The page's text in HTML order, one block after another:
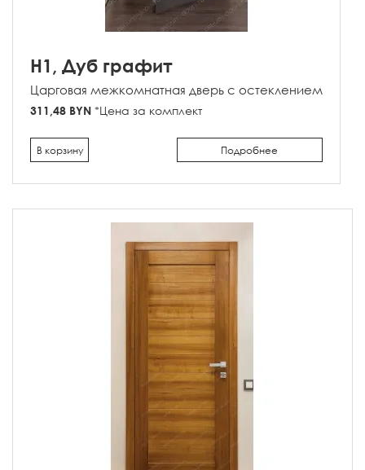
H1, Дуб графит
Царговая межкомнатная дверь с остеклением
311,48 BYN *Цена за комплект
Подробнее
В корзину